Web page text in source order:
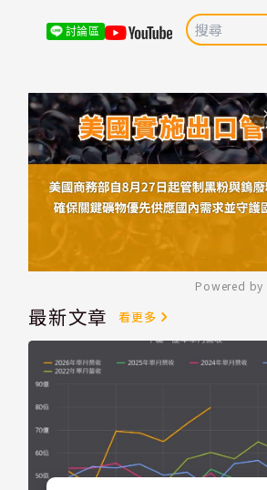
討論區
Powered by
最新文章 看更多